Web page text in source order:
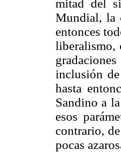
mitad del
Mundial, la
entonces
liberalismo,
inclusión
hasta
Sandino a
esos
contrario,
pocas